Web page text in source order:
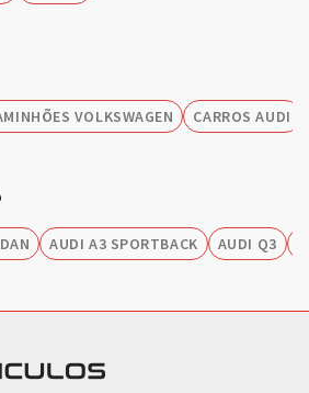
VOLKSWAGEN CARROS AUDI
AUDI A3 SPORTBACK AUDI Q3